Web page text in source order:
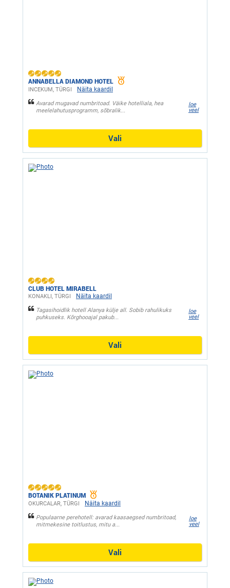
ANNABELLA DIAMOND HOTEL
INCEKUM, ТÜRGI Näita kaardil
Avarad mugavad numbritoad. Väike hotelliala, hea
meelelahutusprogramm, sõbralik...
loe
veel
Vali
CLUB HOTEL MIRABELL
KONAKLI, ТÜRGI Näita kaardil
Tagasihoidlik hotell Alanya külje all. Sobib rahulikuks
puhkuseks. Kõrghooajal pakub...
loe
veel
Vali
BOTANIK PLATINUM
OKURCALAR, ТÜRGI Näita kaardil
Populaarne perehotell: avarad kaasaegsed numbritoad,
mitmekesine toitlustus, mitu a...
loe
veel
Vali